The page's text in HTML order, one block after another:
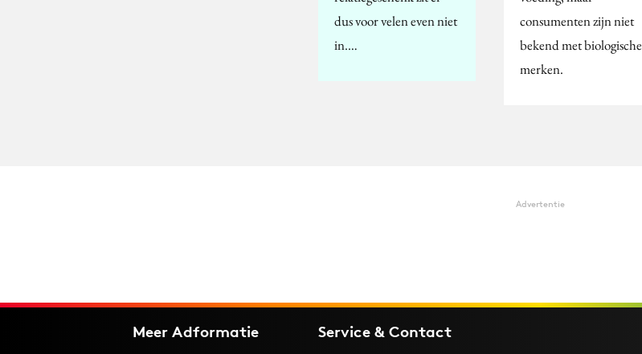
dus voor velen even niet
in.…
consumenten zijn niet
bekend met biologische
merken.
Advertentie
Meer Adformatie Service & Contact